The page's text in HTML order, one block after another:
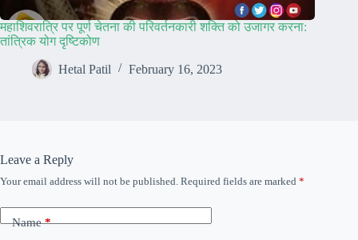
महाशिवरात्रि पर पूर्ण चेतना की परिवर्तनकारी शक्ति को उजागर करना:
तांत्रिक योग दृष्टिकोण
Hetal Patil February 16, 2023
Leave a Reply
Your email address will not be published. Required fields are marked *
Name*